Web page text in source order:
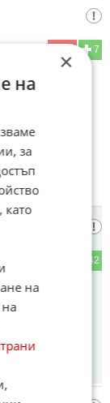
7
32
вече
има други
излишни.
42
за
обеми
×
на
за
на